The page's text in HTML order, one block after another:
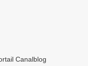
Canalblog